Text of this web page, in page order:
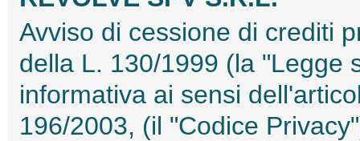
Avviso di cessione di crediti
della L. 130/1999 (la "Legge
informativa ai sensi
196/2003, (il "Codice